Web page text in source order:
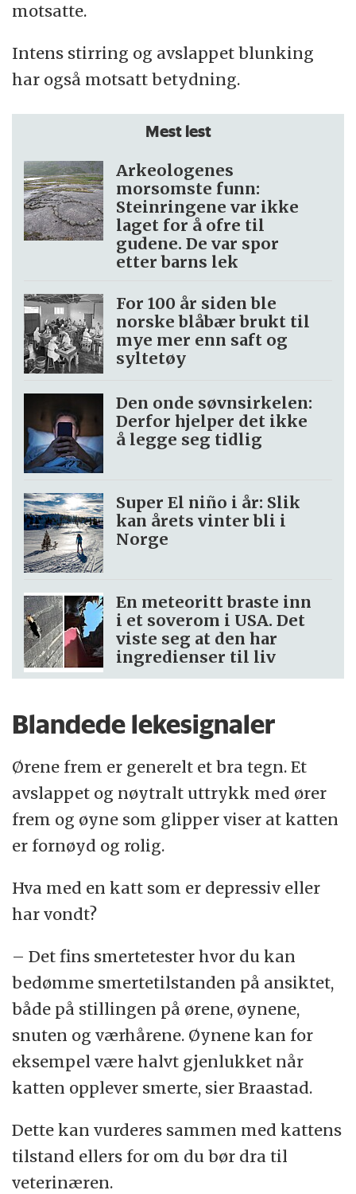
motsatte.
Intens stirring og avslappet blunking
har også motsatt betydning.
Mest lest
Arkeologenes
morsomste funn:
Steinringene var ikke
laget for å ofre til
gudene. De var spor
etter barns lek
For 100 år siden ble
norske blåbær brukt til
mye mer enn saft og
syltetøy
Den onde søvnsirkelen:
Derfor hjelper det ikke
å legge seg tidlig
Super El niño i år: Slik
kan årets vinter bli i
Norge
En meteoritt braste inn
i et soverom i USA. Det
viste seg at den har
ingredienser til liv
Blandede lekesignaler
Ørene frem er generelt et bra tegn. Et
avslappet og nøytralt uttrykk med ører
frem og øyne som glipper viser at katten
er fornøyd og rolig.
Hva med en katt som er depressiv eller
har vondt?
– Det fins smertetester hvor du kan
bedømme smertetilstanden på ansiktet,
både på stillingen på ørene, øynene,
snuten og værhårene. Øynene kan for
eksempel være halvt gjenlukket når
katten opplever smerte, sier Braastad.
Dette kan vurderes sammen med kattens
tilstand ellers for om du bør dra til
veterinæren.